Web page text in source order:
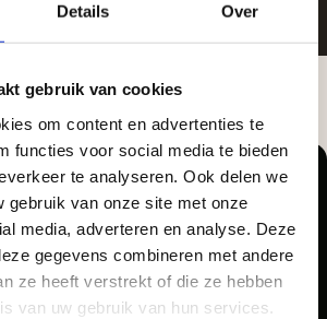
Details Over
gebruik van cookies
om content en advertenties te
functies voor social media te bieden
te analyseren. Ook delen we
gebruik van onze site met onze
media, adverteren en analyse. Deze
gegevens combineren met andere
ze heeft verstrekt of die ze hebben
van uw gebruik van hun services.
advies?
wij hebben alles voor uw
openingstijden tijdens de
Vego Dordrecht hanteren tijdens
aangepaste openingstijden op
vestigingspagina voor de
heet voortaan Vego
Tuinmaterialen.